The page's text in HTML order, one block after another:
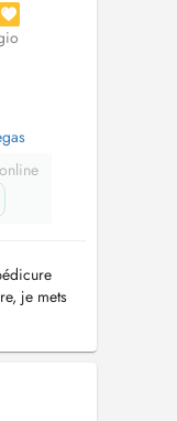
je mets
bien-être
à cœur
don...